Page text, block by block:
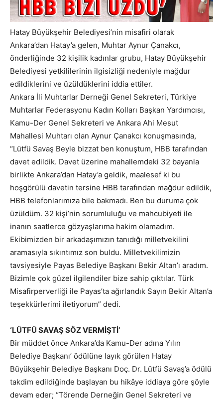
Hatay Büyükşehir Belediyesi’nin misafiri olarak
Ankara’dan Hatay’a gelen, Muhtar Aynur Çanakcı,
önderliğinde 32 kişilik kadınlar grubu, Hatay Büyükşehir
Belediyesi yetkililerinin ilgisizliği nedeniyle mağdur
edildiklerini ve üzüldüklerini iddia ettiler.
Ankara İli Muhtarlar Derneği Genel Sekreteri, Türkiye
Muhtarlar Federasyonu Kadın Kolları Başkan Yardımcısı,
Kamu-Der Genel Sekreteri ve Ankara Ahi Mesut
Mahallesi Muhtarı olan Aynur Çanakcı konuşmasında,
“Lütfü Savaş Beyle bizzat ben konuştum, HBB tarafından
davet edildik. Davet üzerine mahallemdeki 32 bayanla
birlikte Ankara’dan Hatay’a geldik, maalesef ki bu
hoşgörülü davetin tersine HBB tarafından mağdur edildik,
HBB telefonlarımıza bile bakmadı. Ben bu duruma çok
üzüldüm. 32 kişi’nin sorumluluğu ve mahcubiyeti ile
inanın saatlerce gözyaşlarıma hakim olamadım.
Ekibimizden bir arkadaşımızın tanıdığı milletvekilini
aramasıyla sıkıntımız son buldu. Milletvekilimizin
tavsiyesiyle Payas Belediye Başkanı Bekir Altan’ı aradım.
Bizimle çok güzel ilgilendiler bize sahip çıktılar. Türk
Misafirperverliği ile Payas’ta ağırlandık Sayın Bekir Altan’a
teşekkürlerimi iletiyorum” dedi.
‘LÜTFÜ SAVAŞ SÖZ VERMİŞTİ’
Bir müddet önce Ankara’da Kamu-Der adına Yılın
Belediye Başkanı’ ödülüne layık görülen Hatay
Büyükşehir Belediye Başkanı Doç. Dr. Lütfü Savaş’a ödülü
takdim edildiğinde başlayan bu hikâye iddiaya göre şöyle
devam eder; “Törende Derneğin Genel Sekreteri ve